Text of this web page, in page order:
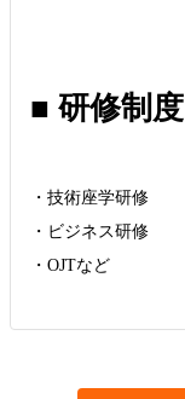
■ 研修制度
・技術座学研修
・ビジネス研修
・OJTなど